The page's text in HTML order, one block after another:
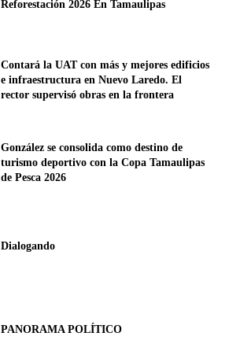
Reforestación 2026 En Tamaulipas
Contará la UAT con más y mejores edificios
e infraestructura en Nuevo Laredo. El
rector supervisó obras en la frontera
González se consolida como destino de
turismo deportivo con la Copa Tamaulipas
de Pesca 2026
Dialogando
PANORAMA POLÍTICO